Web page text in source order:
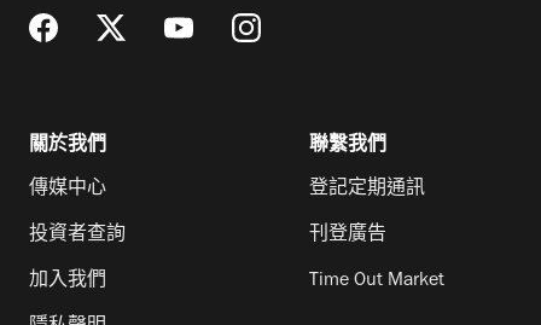
關於我們
傳媒中心
投資者查詢
加入我們
聯繫我們
登記定期通訊
刊登廣告
Time Out Market